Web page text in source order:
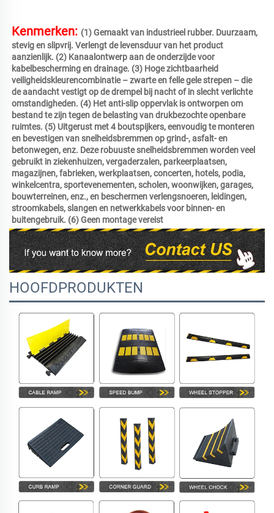
Kenmerken: (1) Gemaakt van industrieel rubber. Duurzaam,
stevig en slipvrij. Verlengt de levensduur van het product
aanzienlijk. (2) Kanaalontwerp aan de onderzijde voor
kabelbescherming en drainage. (3) Hoge zichtbaarheid
veiligheidskleurencombinatie – zwarte en felle gele strepen – die
de aandacht vestigt op de drempel bij nacht of in slecht verlichte
omstandigheden. (4) Het anti-slip oppervlak is ontworpen om
bestand te zijn tegen de belasting van drukbezochte openbare
ruimtes. (5) Uitgerust met 4 boutspijkers, eenvoudig te monteren
en bevestigen van snelheidsbremmen op grind-, asfalt- en
betonwegen, enz. Deze robuuste snelheidsbremmen worden veel
gebruikt in ziekenhuizen, vergaderzalen, parkeerplaatsen,
magazijnen, fabrieken, werkplaatsen, concerten, hotels, podia,
winkelcentra, sportevenementen, scholen, woonwijken, garages,
bouwterreinen, enz., en beschermen verlengsnoeren, leidingen,
stroomkabels, slangen en netwerkkabels voor binnen- en
buitengebruik. (6) Geen montage vereist
HOOFDPRODUKTEN